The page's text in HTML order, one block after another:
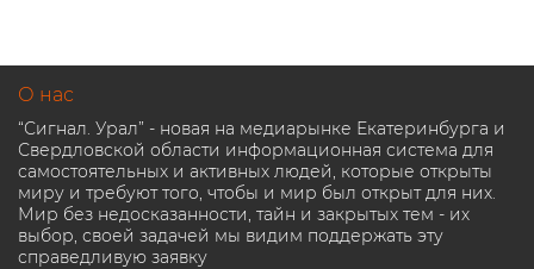
О нас
“Сигнал. Урал” - новая на медиарынке Екатеринбурга и
Свердловской области информационная система для
самостоятельных и активных людей, которые открыты
миру и требуют того, чтобы и мир был открыт для них.
Мир без недосказанности, тайн и закрытых тем - их
выбор, своей задачей мы видим поддержать эту
справедливую заявку